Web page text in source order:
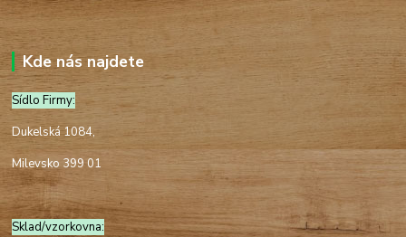
Kde nás najdete
Sídlo Firmy:
Dukelská 1084,
Milevsko 399 01
Sklad/vzorkovna: